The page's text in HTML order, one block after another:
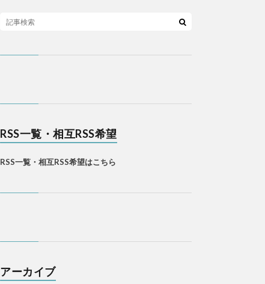
RSS一覧・相互RSS希望
RSS一覧・相互RSS希望はこちら
アーカイブ